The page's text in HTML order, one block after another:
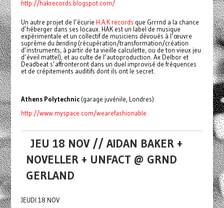
http://hakrecords.blogspot.com/
Un autre projet de l’écurie H.A.K records que Grrrnd a la chance
d’héberger dans ses locaux. HAK est un label de musique
expérimentale et un collectif de musiciens dévoués à l’œuvre
suprême du bending(récupération/transformation/création
d’instruments, à partir de ta vieille calculette, ou de ton vieux jeu
d’éveil mattel), et au culte de l’autoproduction. Ax Delbor et
Deadbeat s’affronteront dans un duel improvisé de fréquences
et de crépitements auditifs dont ils ont le secret.
Athens Polytechnic(garage juvénile, Londres)
http://www.myspace.com/wearefashionable
JEU 18 NOV // AIDAN BAKER +
NOVELLER + UNFACT @ GRND
GERLAND
JEUDI 18 NOV